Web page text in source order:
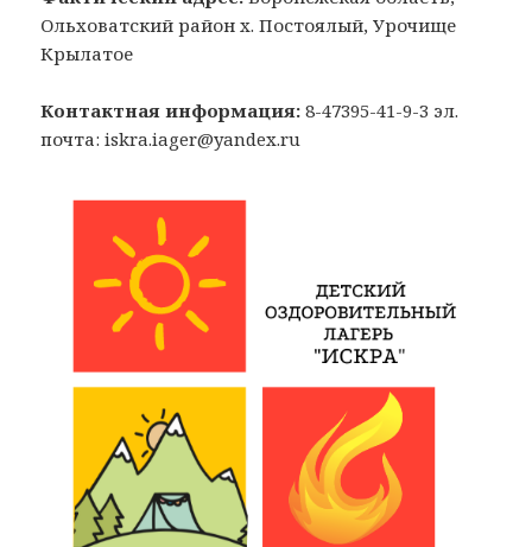
Ольховатский район х. Постоялый, Урочище
Крылатое
Контактная информация: 8-47395-41-9-3 эл.
почта: iskra.iager@yandex.ru